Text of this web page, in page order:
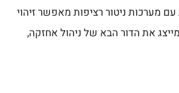
מערכות ניטור רציפות מאפשר זיהוי
את הדור הבא של ניהול אחזקה,